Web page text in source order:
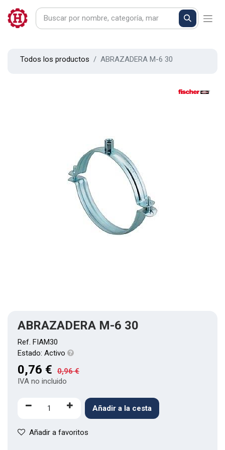
Todos los productos ABRAZADERA M-6 30
ABRAZADERA M-6 30
Ref. FIAM30
Estado: Activo
0,76 € 0,96€
IVA no incluido
Añadir a la cesta
Añadir a favoritos